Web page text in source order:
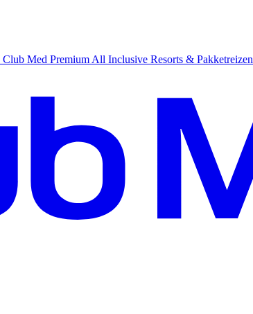
Club Med Premium All Inclusive Resorts & Pakketreizen